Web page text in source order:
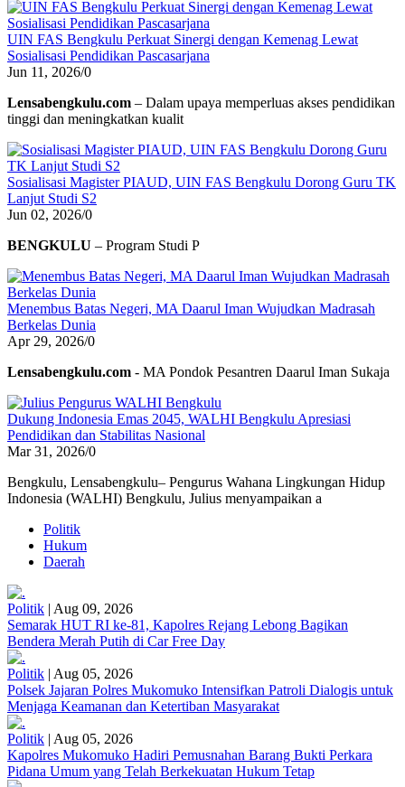
UIN FAS Bengkulu Perkuat Sinergi dengan Kemenag Lewat
Sosialisasi Pendidikan Pascasarjana
Jun 11, 2026/0
Lensabengkulu.com – Dalam upaya memperluas akses pendidikan
tinggi dan meningkatkan kualit
Sosialisasi Magister PIAUD, UIN FAS Bengkulu Dorong Guru TK
Lanjut Studi S2
Jun 02, 2026/0
BENGKULU – Program Studi P
Menembus Batas Negeri, MA Daarul Iman Wujudkan Madrasah
Berkelas Dunia
Apr 29, 2026/0
Lensabengkulu.com - MA Pondok Pesantren Daarul Iman Sukaja
Dukung Indonesia Emas 2045, WALHI Bengkulu Apresiasi
Pendidikan dan Stabilitas Nasional
Mar 31, 2026/0
Bengkulu, Lensabengkulu– Pengurus Wahana Lingkungan Hidup
Indonesia (WALHI) Bengkulu, Julius menyampaikan a
Politik
Hukum
Daerah
Politik | Aug 09, 2026
Semarak HUT RI ke-81, Kapolres Rejang Lebong Bagikan
Bendera Merah Putih di Car Free Day
Politik | Aug 05, 2026
Polsek Jajaran Polres Mukomuko Intensifkan Patroli Dialogis untuk
Menjaga Keamanan dan Ketertiban Masyarakat
Politik | Aug 05, 2026
Kapolres Mukomuko Hadiri Pemusnahan Barang Bukti Perkara
Pidana Umum yang Telah Berkekuatan Hukum Tetap